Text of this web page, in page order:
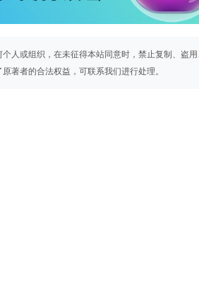
人或组织，在未征得本站同意时，禁止复制、盗用
著者的合法权益，可联系我们进行处理。